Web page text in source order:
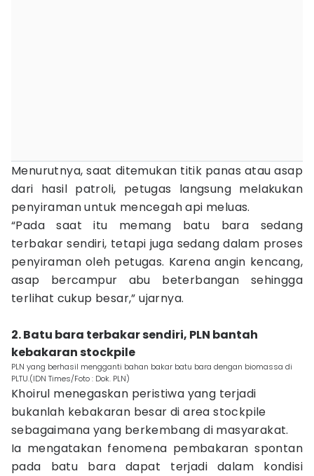
Menurutnya, saat ditemukan titik panas atau asap
dari hasil patroli, petugas langsung melakukan
penyiraman untuk mencegah api meluas.
“Pada saat itu memang batu bara sedang
terbakar sendiri, tetapi juga sedang dalam proses
penyiraman oleh petugas. Karena angin kencang,
asap bercampur abu beterbangan sehingga
terlihat cukup besar,” ujarnya.
2. Batu bara terbakar sendiri, PLN bantah
kebakaran stockpile
PLN yang berhasil mengganti bahan bakar batu bara dengan biomassa di
PLTU.(IDN Times/Foto : Dok. PLN)
Khoirul menegaskan peristiwa yang terjadi
bukanlah kebakaran besar di area stockpile
sebagaimana yang berkembang di masyarakat.
Ia mengatakan fenomena pembakaran spontan
pada batu bara dapat terjadi dalam kondisi